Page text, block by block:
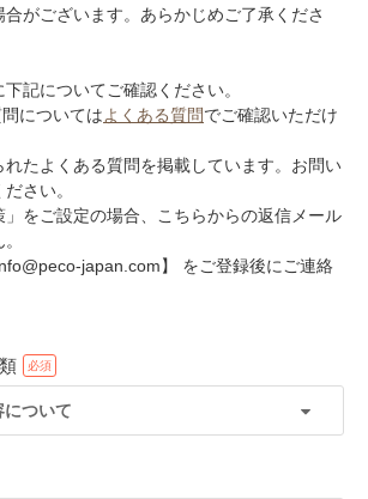
がございます。あらかじめご了承くださ
記についてご確認ください。
についてはよくある質問でご確認いただけ
たよくある質問を掲載しています。お問い
さい。
をご設定の場合、こちらからの返信メール
japan.com】 をご登録後にご連絡
ついて